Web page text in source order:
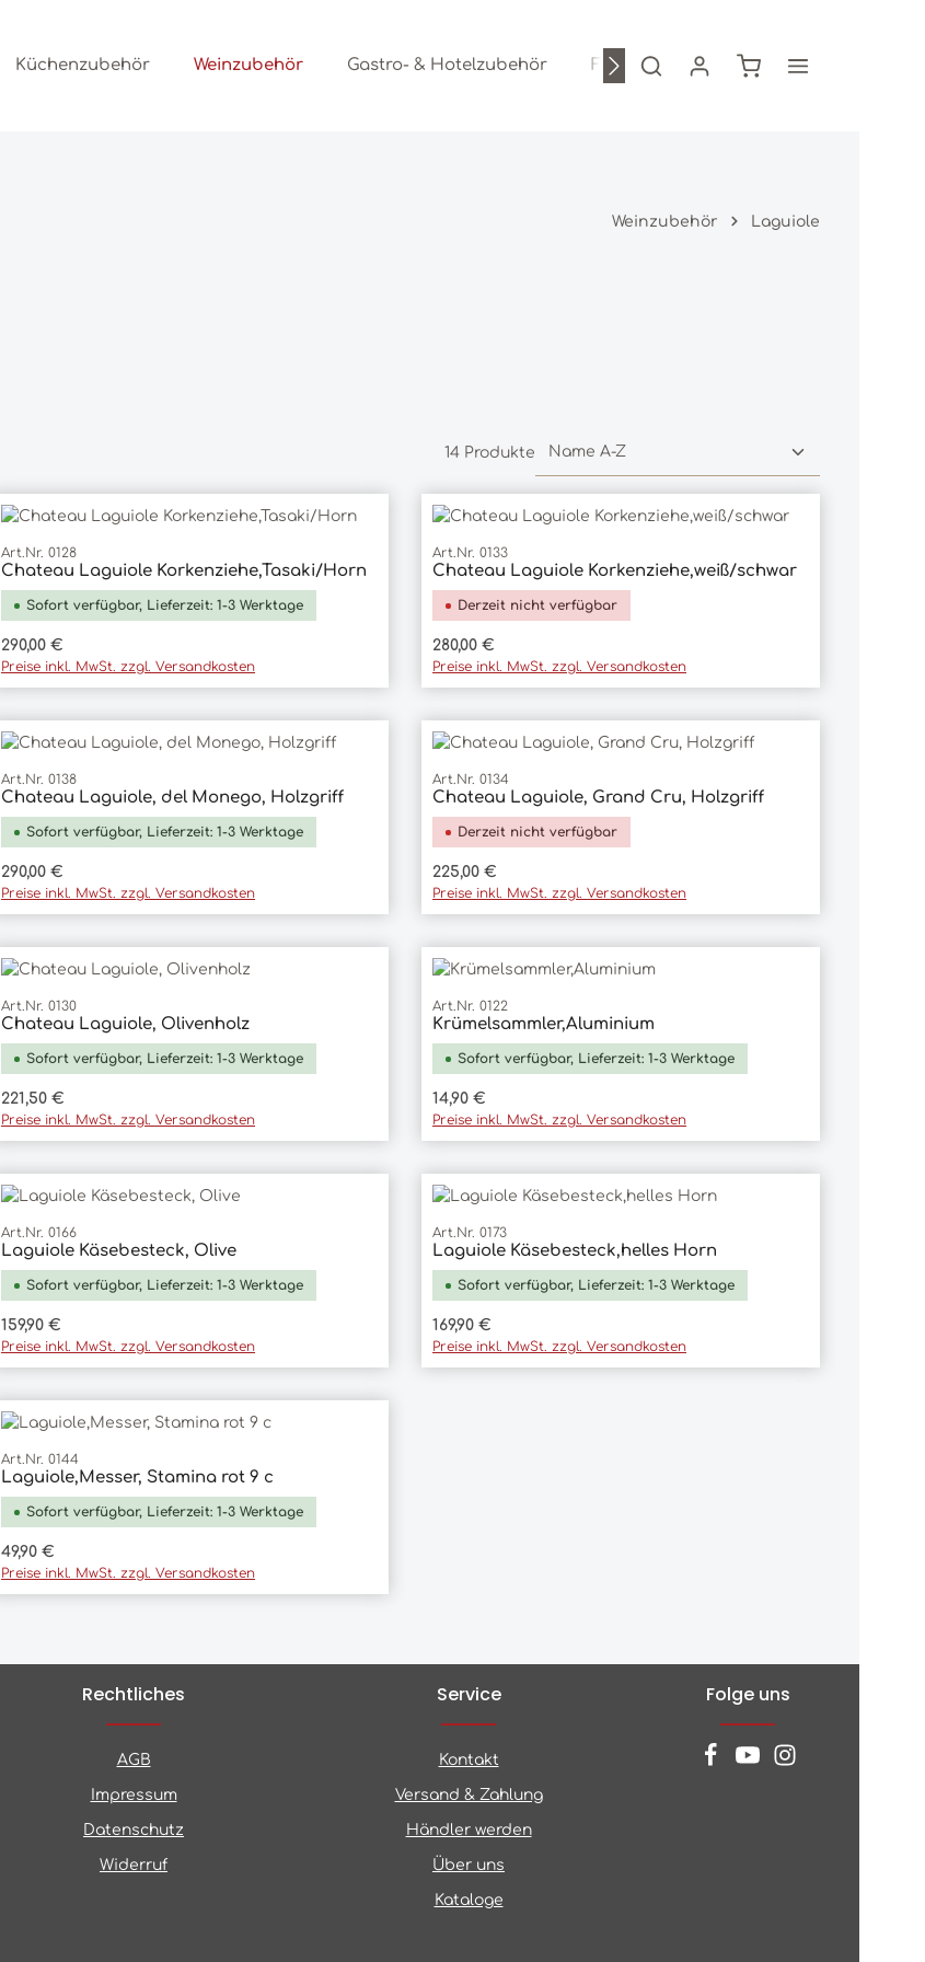
Küchenzubehör Weinzubehör Gastro- & Hotelzubehör Freizeitartikel AKTIONEN %
Warenkorb enthält
Weinzubehör Laguiole
14 Produkte
In den Warenkorb
Art.Nr. 0128
Chateau Laguiole Korkenziehe,Tasaki/Horn
Sofort verfügbar, Lieferzeit: 1-3 Werktage
Regulärer Preis:
290,00 €
Preise inkl. MwSt. zzgl. Versandkosten
Art.Nr. 0133
Chateau Laguiole Korkenziehe,weiß/schwar
Derzeit nicht verfügbar
Regulärer Preis:
280,00 €
Preise inkl. MwSt. zzgl. Versandkosten
In den Warenkorb
Art.Nr. 0138
Chateau Laguiole, del Monego, Holzgriff
Sofort verfügbar, Lieferzeit: 1-3 Werktage
Regulärer Preis:
290,00 €
Preise inkl. MwSt. zzgl. Versandkosten
Art.Nr. 0134
Chateau Laguiole, Grand Cru, Holzgriff
Derzeit nicht verfügbar
Regulärer Preis:
225,00 €
Preise inkl. MwSt. zzgl. Versandkosten
In den Warenkorb
Art.Nr. 0130
Chateau Laguiole, Olivenholz
Sofort verfügbar, Lieferzeit: 1-3 Werktage
Regulärer Preis:
221,50 €
Preise inkl. MwSt. zzgl. Versandkosten
In den Warenkorb
Art.Nr. 0122
Krümelsammler,Aluminium
Sofort verfügbar, Lieferzeit: 1-3 Werktage
Regulärer Preis:
14,90 €
Preise inkl. MwSt. zzgl. Versandkosten
In den Warenkorb
Art.Nr. 0166
Laguiole Käsebesteck, Olive
Sofort verfügbar, Lieferzeit: 1-3 Werktage
Regulärer Preis:
159,90 €
Preise inkl. MwSt. zzgl. Versandkosten
In den Warenkorb
Art.Nr. 0173
Laguiole Käsebesteck,helles Horn
Sofort verfügbar, Lieferzeit: 1-3 Werktage
Regulärer Preis:
169,90 €
Preise inkl. MwSt. zzgl. Versandkosten
In den Warenkorb
Art.Nr. 0144
Laguiole,Messer, Stamina rot 9 c
Sofort verfügbar, Lieferzeit: 1-3 Werktage
Regulärer Preis:
49,90 €
Preise inkl. MwSt. zzgl. Versandkosten
Rechtliches
AGB
Impressum
Datenschutz
Widerruf
Service
Kontakt
Versand & Zahlung
Händler werden
Über uns
Kataloge
Folge uns